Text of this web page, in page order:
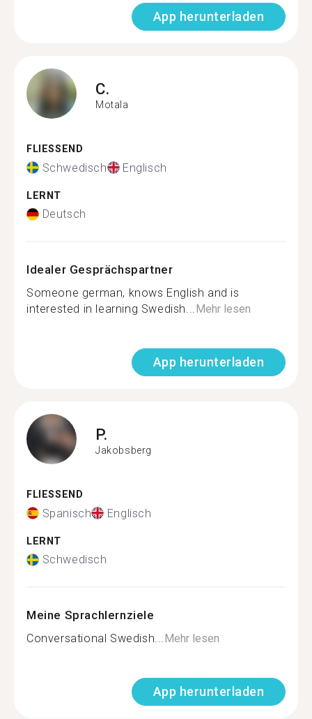
App herunterladen
C.
Motala
FLIESSEND
Schwedisch Englisch
LERNT
Deutsch
Idealer Gesprächspartner
Someone german, knows English and is
interested in learning Swedish...Mehr lesen
App herunterladen
P.
Jakobsberg
FLIESSEND
Spanisch Englisch
LERNT
Schwedisch
Meine Sprachlernziele
Conversational Swedish...Mehr lesen
App herunterladen